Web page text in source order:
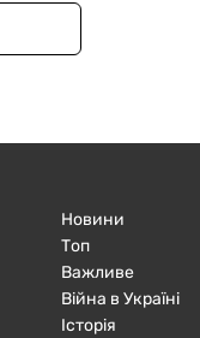
Новини
Топ
Важливе
Війна в Україні
Історія